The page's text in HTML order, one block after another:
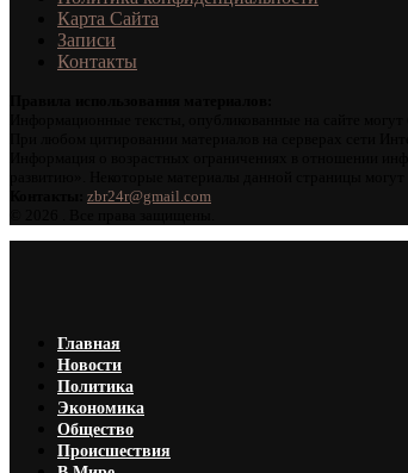
Карта Сайта
Записи
Контакты
zbr24r@gmail.com
Главная
Новости
Политика
Экономика
Общество
Происшествия